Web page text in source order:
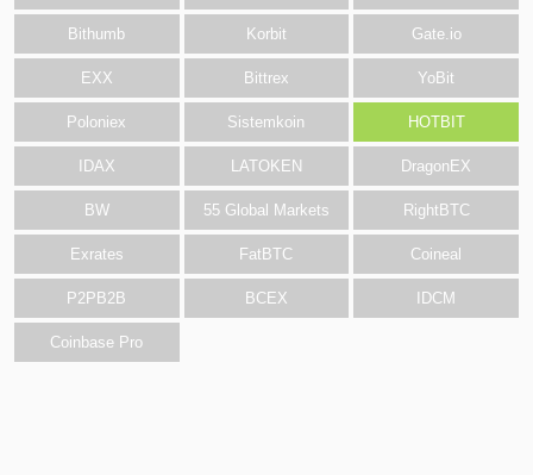
Bithumb Korbit Gate.io
EXX Bittrex YoBit
Poloniex Sistemkoin HOTBIT
IDAX LATOKEN DragonEX
BW 55 Global Markets RightBTC
Exrates FatBTC Coineal
P2PB2B BCEX IDCM
Coinbase Pro